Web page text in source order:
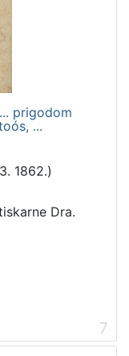
prigodom
...
1862.)
Dra.
7